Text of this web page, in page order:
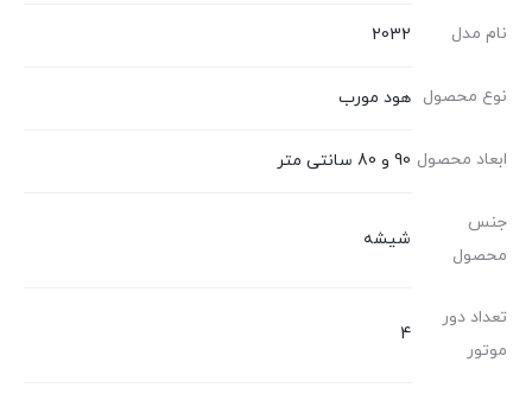
نام مدل 2032
نوع محصول هود مورب
ابعاد محصول 90 و 80 سانتی متر
جنس
محصول
شیشه
تعداد دور
موتور
4